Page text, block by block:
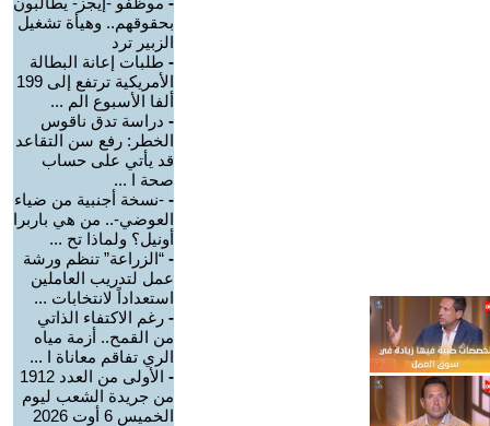
بحقوقهم.. وهيأة تشغيل
الزبير ترد
- طلبات إعانة البطالة
الأمريكية ترتفع إلى 199
ألفا الأسبوع الم ...
- دراسة تدق ناقوس
الخطر: رفع سن التقاعد
قد يأتي على حساب
صحة ا ...
- -نسخة أجنبية من ضياء
العوضي-.. من هي باربرا
أونيل؟ ولماذا تح ...
- “الزراعة” تنظم ورشة
عمل لتدريب العاملين
استعداداً لانتخابات ...
- رغم الاكتفاء الذاتي
من القمح.. أزمة مياه
الري تفاقم معاناة ا ...
-
الأولى من العدد 1912
من جريدة الشعب ليوم
الخميس 6 أوت 2026